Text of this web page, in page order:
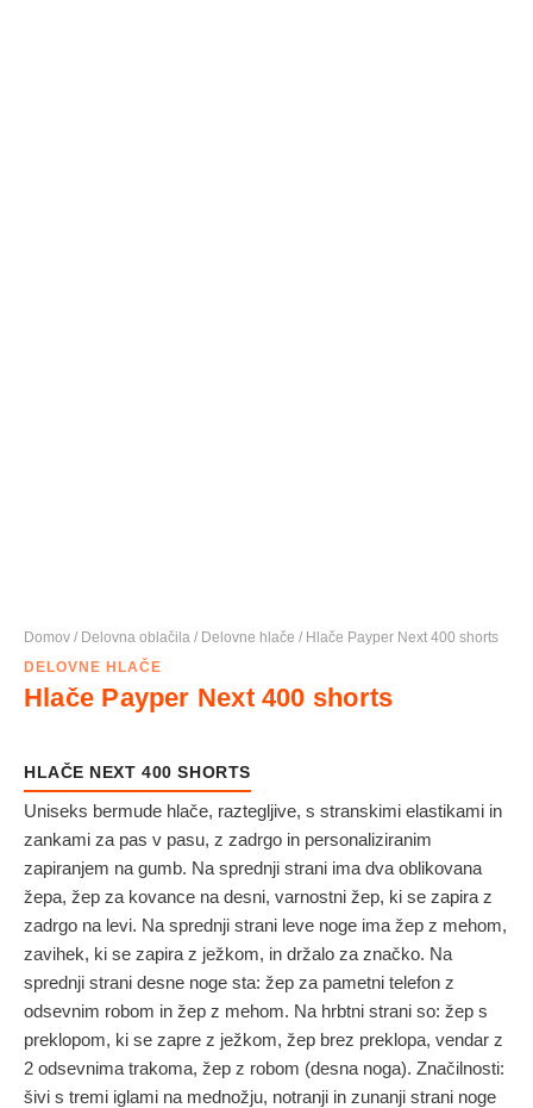
Domov / Delovna oblačila / Delovne hlače / Hlače Payper Next 400 shorts
DELOVNE HLAČE
Hlače Payper Next 400 shorts
HLAČE NEXT 400 SHORTS
Uniseks bermude hlače, raztegljive, s stranskimi elastikami in
zankami za pas v pasu, z zadrgo in personaliziranim
zapiranjem na gumb. Na sprednji strani ima dva oblikovana
žepa, žep za kovance na desni, varnostni žep, ki se zapira z
zadrgo na levi. Na sprednji strani leve noge ima žep z mehom,
zavihek, ki se zapira z ježkom, in držalo za značko. Na
sprednji strani desne noge sta: žep za pametni telefon z
odsevnim robom in žep z mehom. Na hrbtni strani so: žep s
preklopom, ki se zapre z ježkom, žep brez preklopa, vendar z
2 odsevnima trakoma, žep z robom (desna noga). Značilnosti:
šivi s tremi iglami na mednožju, notranji in zunanji strani noge